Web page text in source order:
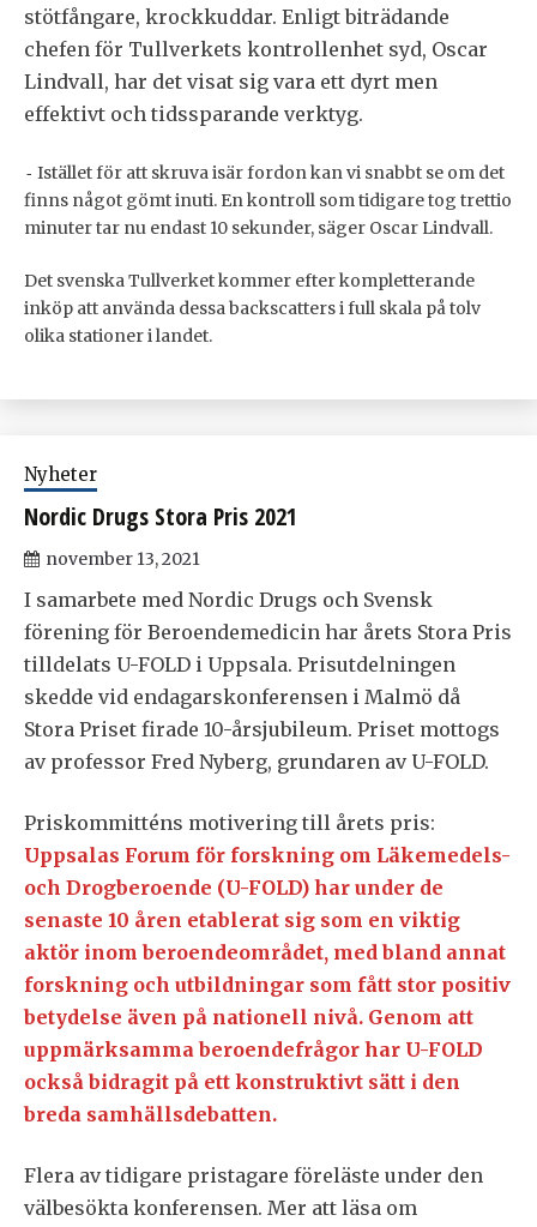
stötfångare, krockkuddar. Enligt biträdande
chefen för Tullverkets kontrollenhet syd, Oscar
Lindvall, har det visat sig vara ett dyrt men
effektivt och tidssparande verktyg.
- Istället för att skruva isär fordon kan vi snabbt se om det
finns något gömt inuti. En kontroll som tidigare tog trettio
minuter tar nu endast 10 sekunder, säger Oscar Lindvall.
Det svenska Tullverket kommer efter kompletterande
inköp att använda dessa backscatters i full skala på tolv
olika stationer i landet.
Nyheter
Nordic Drugs Stora Pris 2021
november 13, 2021
I samarbete med Nordic Drugs och Svensk
förening för Beroendemedicin har årets Stora Pris
tilldelats U-FOLD i Uppsala. Prisutdelningen
skedde vid endagarskonferensen i Malmö då
Stora Priset firade 10-årsjubileum. Priset mottogs
av professor Fred Nyberg, grundaren av U-FOLD.
Priskommitténs motivering till årets pris:
Uppsalas Forum för forskning om Läkemedels-
och Drogberoende (U-FOLD) har under de
senaste 10 åren etablerat sig som en viktig
aktör inom beroendeområdet, med bland annat
forskning och utbildningar som fått stor positiv
betydelse även på nationell nivå. Genom att
uppmärksamma beroendefrågor har U-FOLD
också bidragit på ett konstruktivt sätt i den
breda samhällsdebatten.
Flera av tidigare pristagare föreläste under den
välbesökta konferensen. Mer att läsa om